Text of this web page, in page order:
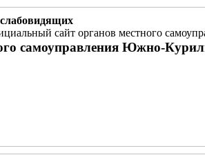
сайт органов местного
самоуправления Южно-